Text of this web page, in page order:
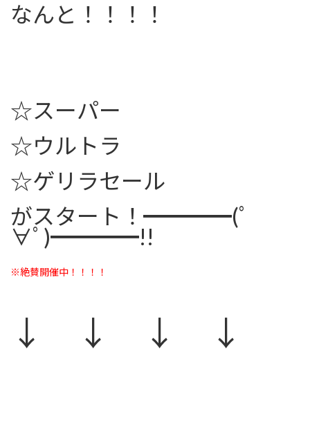
なんと！！！！
☆スーパー
☆ウルトラ
☆ゲリラセール
がスタート！━━━━(ﾟ
∀ﾟ)━━━━!!
※絶賛開催中！！！！
↓ ↓ ↓ ↓